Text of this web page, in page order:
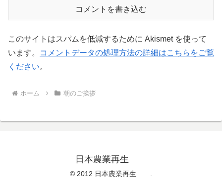
コメントを書き込む
このサイトはスパムを低減するために Akismet を使って
います。
コメントデータの処理方法の詳細はこちらをご覧
ください。
ホーム 朝のご挨拶
日本農業再生
© 2012 日本農業再生 .